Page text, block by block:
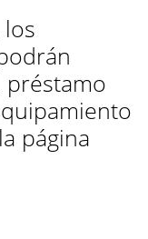
préstamo
página